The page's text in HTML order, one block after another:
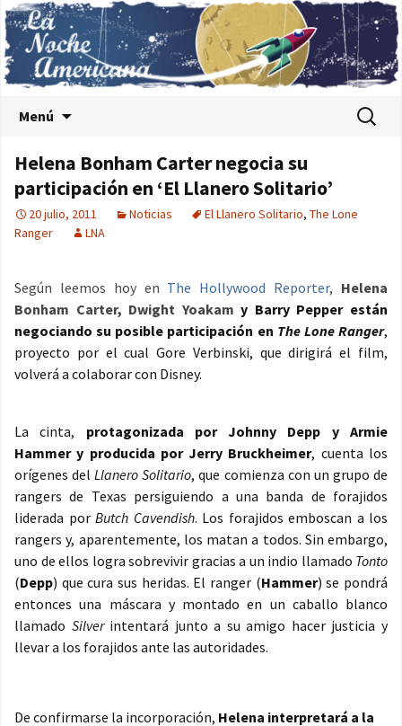
Menú Buscar:
Helena Bonham Carter negocia su
participación en ‘El Llanero Solitario’
20 julio, 2011 Noticias El Llanero Solitario, The Lone
Ranger
LNA
Según leemos hoy en The Hollywood Reporter, Helena
Bonham Carter, Dwight Yoakamy Barry Pepper están
negociando su posible participación en The Lone Ranger,
proyecto por el cual Gore Verbinski, que dirigirá el film,
volverá a colaborar con Disney.
La cinta, protagonizada por Johnny Depp yArmie
Hammer y producida porJerry Bruckheimer, cuenta los
orígenes delLlanero Solitario, que comienza con un grupo de
rangers de Texas persiguiendo a una banda de forajidos
liderada por Butch Cavendish. Los forajidos emboscan a los
rangers y, aparentemente, los matan a todos. Sin embargo,
uno de ellos logra sobrevivir gracias a un indio llamado Tonto
(Depp) que cura sus heridas. El ranger (Hammer) se pondrá
entonces una máscara y montado en un caballo blanco
llamado Silverintentará junto a su amigo hacer justicia y
llevar a los forajidos ante las autoridades.
De confirmarse la incorporación, Helena interpretará a la